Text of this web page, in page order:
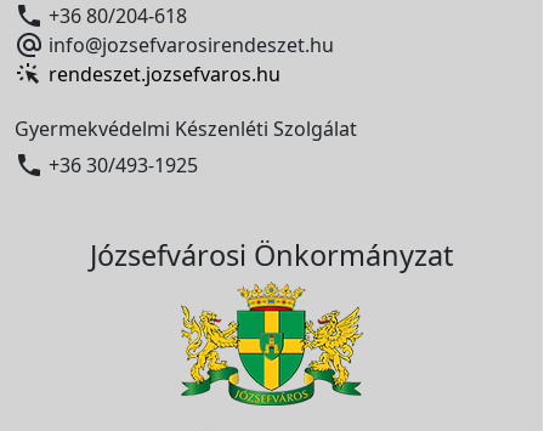
 +36 80/204-618
 info@jozsefvarosirendeszet.hu
rendeszet.jozsefvaros.hu
Gyermekvédelmi Készenléti Szolgálat
 +36 30/493-1925
Józsefvárosi Önkormányzat